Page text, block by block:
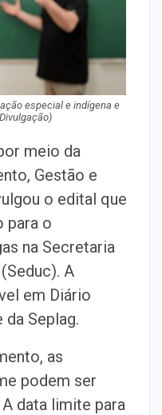
especial e indígena e
meio da
Gestão e
o edital que
para o
na Secretaria
A
em Diário
Seplag.
as
podem ser
data limite para